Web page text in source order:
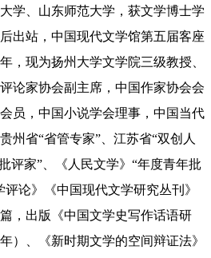
学、山东师范大学，获文学博士学
出站，中国现代文学馆第五届客座
，现为扬州大学文学院三级教授、
论家协会副主席，中国作家协会会
员，中国小说学会理事，中国当代
州省“省管专家”、江苏省“双创人
评家”、《人民文学》“年度青年批
论》《中国现代文学研究丛刊》
，出版《中国文学史写作话语研
）、《新时期文学的空间辩证法》